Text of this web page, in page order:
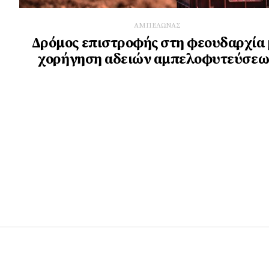
ΑΜΠΕΛΩΝΑΣ
Δρόμος επιστροφής στη φεουδαρχία
χορήγηση αδειών